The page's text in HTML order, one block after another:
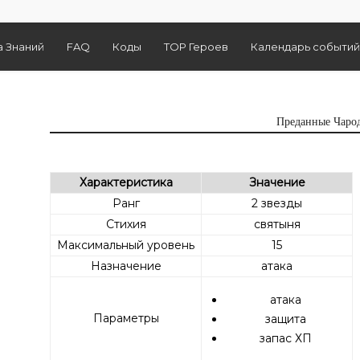
Знаний FAQ Коды TOP Героев Календарь событий
Преданные
Характеристика
Значение
Ранг
2 звезды
Стихия
святыня
Максимальный уровень
15
Назначение
атака
Параметры
атака
защита
запас ХП